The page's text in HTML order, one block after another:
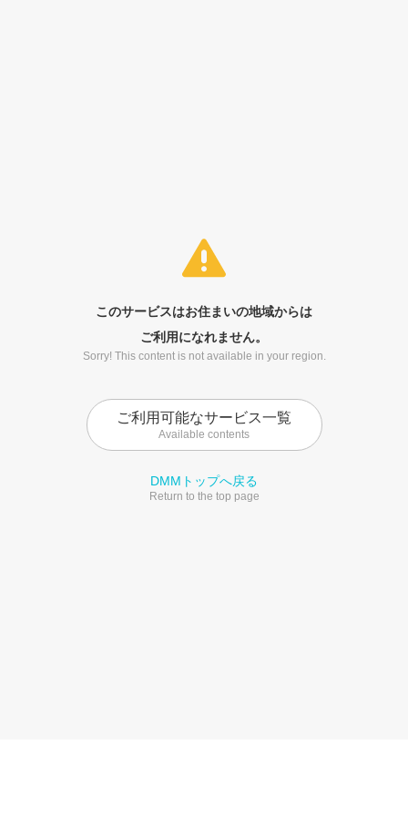
このサービスはお住まいの地域からは
ご利用になれません。
Sorry! This content is not available in your region.
ご利用可能なサービス一覧
Available contents
DMMトップへ戻る
Return to the top page